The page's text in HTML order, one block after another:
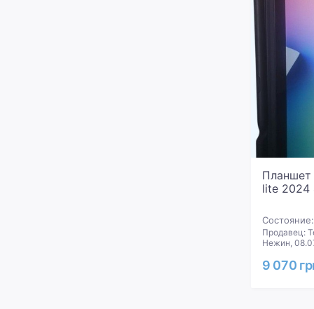
Планшет
lite 2024
Состояние:
Продавец:
Нежин,
9 070